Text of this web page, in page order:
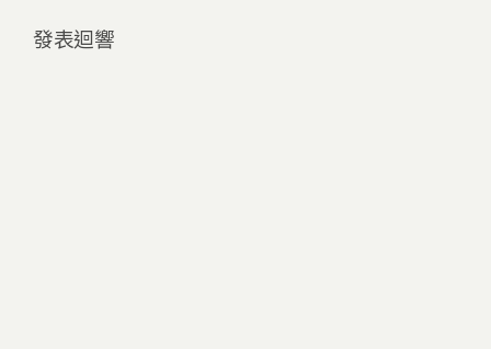
發表迴響